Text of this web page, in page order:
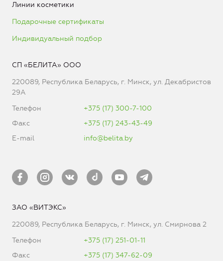
Линии косметики
Подарочные сертификаты
Индивидуальный подбор
СП «БЕЛИТА» ООО
220089, Республика Беларусь, г. Минск, ул. Декабристов
29А
Телефон
+375 (17) 300-7-100
Факс
+375 (17) 243-43-49
E-mail
info@belita.by
ЗАО «ВИТЭКС»
220089, Республика Беларусь, г. Минск, ул. Смирнова 2
Телефон
+375 (17) 251-01-11
Факс
+375 (17) 347-62-09